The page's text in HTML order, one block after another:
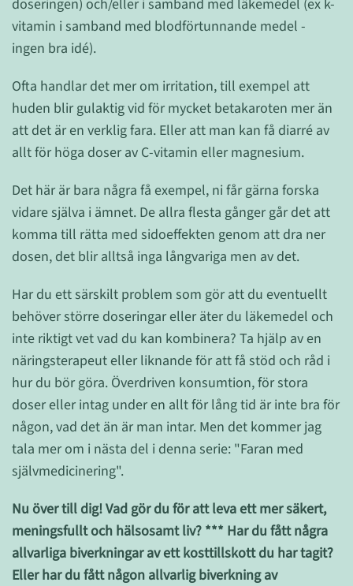
doseringen) och/eller i samband med läkemedel (ex k-
vitamin i samband med blodförtunnande medel -
ingen bra idé).
Ofta handlar det mer om irritation, till exempel att
huden blir gulaktig vid för mycket betakaroten mer än
att det är en verklig fara. Eller att man kan få diarré av
allt för höga doser av C-vitamin eller magnesium.
Det här är bara några få exempel, ni får gärna forska
vidare själva i ämnet. De allra flesta gånger går det att
komma till rätta med sidoeffekten genom att dra ner
dosen, det blir alltså inga långvariga men av det.
Har du ett särskilt problem som gör att du eventuellt
behöver större doseringar eller äter du läkemedel och
inte riktigt vet vad du kan kombinera? Ta hjälp av en
näringsterapeut eller liknande för att få stöd och råd i
hur du bör göra. Överdriven konsumtion, för stora
doser eller intag under en allt för lång tid är inte bra för
någon, vad det än är man intar. Men det kommer jag
tala mer om i nästa del i denna serie: "Faran med
självmedicinering".
Nu över till dig! Vad gör du för att leva ett mer säkert,
meningsfullt och hälsosamt liv? *** Har du fått några
allvarliga biverkningar av ett kosttillskott du har tagit?
Eller har du fått någon allvarlig biverkning av